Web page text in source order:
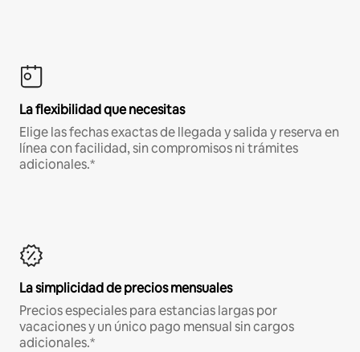
La flexibilidad que necesitas
Elige las fechas exactas de llegada y salida y reserva en
línea con facilidad, sin compromisos ni trámites
adicionales.*
La simplicidad de precios mensuales
Precios especiales para estancias largas por
vacaciones y un único pago mensual sin cargos
adicionales.*